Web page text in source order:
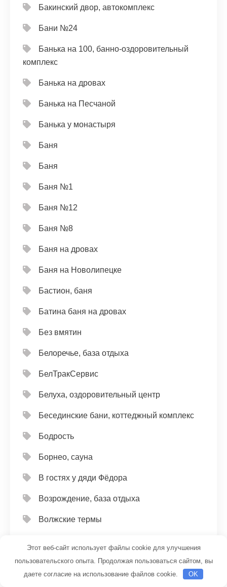
Бакинский двор, автокомплекс
Бани №24
Банька на 100, банно-оздоровительный
комплекс
Банька на дровах
Банька на Песчаной
Банька у монастыря
Баня
Баня
Баня №1
Баня №12
Баня №8
Баня на дровах
Баня на Новолипецке
Бастион, баня
Батина баня на дровах
Без вмятин
Белоречье, база отдыха
БелТракСервис
Белуха, оздоровительный центр
Бесединские бани, коттеджный комплекс
Бодрость
Борнео, сауна
В гостях у дяди Фёдора
Возрождение, база отдыха
Волжские термы
Востряковская баня
Этот веб-сайт использует файлы cookie для улучшения
пользовательского опыта. Продолжая пользоваться сайтом, вы
даете согласие на использование файлов cookie.
OK